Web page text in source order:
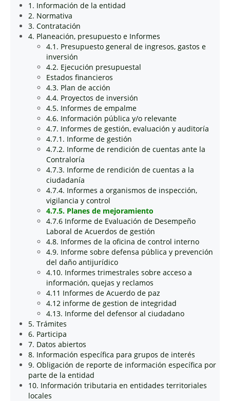
1. Información de la entidad
2. Normativa
3. Contratación
4. Planeación, presupuesto e Informes
4.1. Presupuesto general de ingresos, gastos e
inversión
4.2. Ejecución presupuestal
Estados financieros
4.3. Plan de acción
4.4. Proyectos de inversión
4.5. Informes de empalme
4.6. Información pública y/o relevante
4.7. Informes de gestión, evaluación y auditoría
4.7.1. Informe de gestión
4.7.2. Informe de rendición de cuentas ante la
Contraloría
4.7.3. Informe de rendición de cuentas a la
ciudadanía
4.7.4. Informes a organismos de inspección,
vigilancia y control
4.7.5. Planes de mejoramiento
4.7.6 Informe de Evaluación de Desempeño
Laboral de Acuerdos de gestión
4.8. Informes de la oficina de control interno
4.9. Informe sobre defensa pública y prevención
del daño antijurídico
4.10. Informes trimestrales sobre acceso a
información, quejas y reclamos
4.11 Informes de Acuerdo de paz
4.12 informe de gestion de integridad
4.13. Informe del defensor al ciudadano
5. Trámites
6. Participa
7. Datos abiertos
8. Información específica para grupos de interés
9. Obligación de reporte de información específica por
parte de la entidad
10. Información tributaria en entidades territoriales
locales